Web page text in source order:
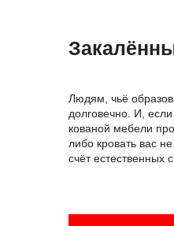
Людям, чьё
долговечно. И,
кованой мебели
либо кровать вас
счёт естественных